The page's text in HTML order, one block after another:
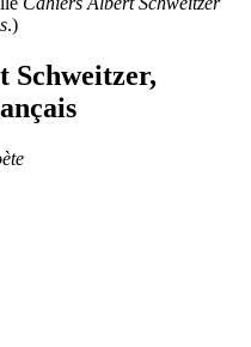
.)
Schweitzer,